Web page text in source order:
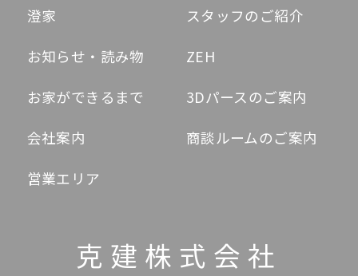
澄家
スタッフのご紹介
お知らせ・読み物
ZEH
お家ができるまで
3Dパースのご案内
会社案内
商談ルームのご案内
営業エリア
克建株式会社